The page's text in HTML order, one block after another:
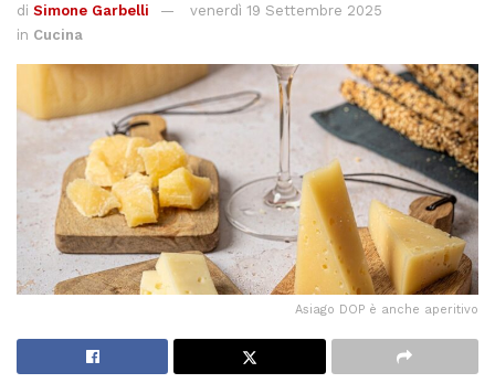
di Simone Garbelli
venerdì 19 Settembre 2025
in Cucina
Asiago DOP è anche aperitivo